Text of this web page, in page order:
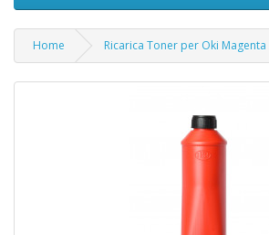
Home Ricarica Toner per Oki Magenta